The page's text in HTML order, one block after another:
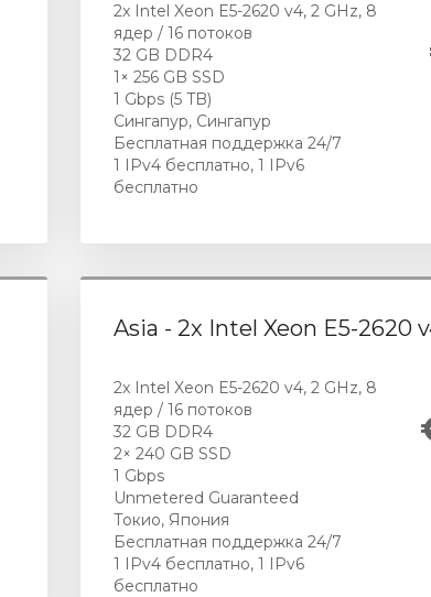
2x Intel Xeon E5-2620 v4, 2 GHz, 8
ядер / 16 потоков
32 GB DDR4
1× 256 GB SSD
1 Gbps (5 TB)
Сингапур, Сингапур
Бесплатная поддержка 24/7
1 IPv4 бесплатно, 1 IPv6
бесплатно
Asia - 2x Intel Xeon E5-2620
2x Intel Xeon E5-2620 v4, 2 GHz, 8
ядер / 16 потоков
32 GB DDR4
2× 240 GB SSD
1 Gbps
Unmetered Guaranteed
Токио, Япония
Бесплатная поддержка 24/7
1 IPv4 бесплатно, 1 IPv6
бесплатно